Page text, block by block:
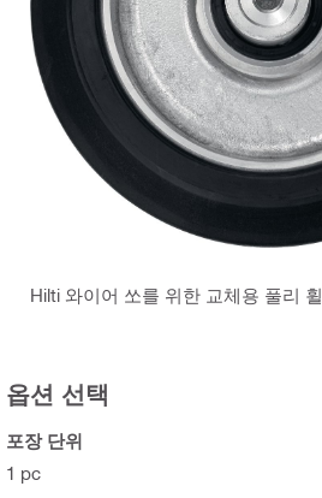
Hilti 와이어 쏘를 위한 교체용 풀리 휠
옵션 선택
포장 단위
1 pc